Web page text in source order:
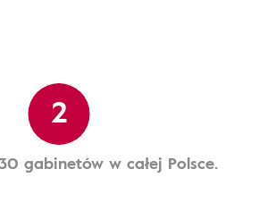
2
gabinetów w całej Polsce.